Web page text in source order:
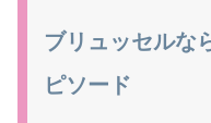
ブリュッセルな
ピソード